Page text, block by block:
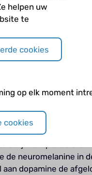
brein, de substantia
van dopamine
nigra. Maar bij de
afsterven, zit er juist
wordt deze
nog niet.
omdat iemand te
bij
de neuromelanine in
dopamine de
helpen uw
te
cookies
op elk moment
cookies